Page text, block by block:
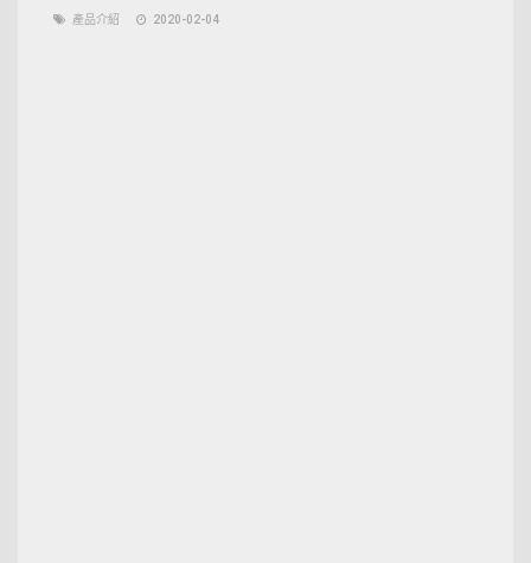
產品介紹 2020-02-04